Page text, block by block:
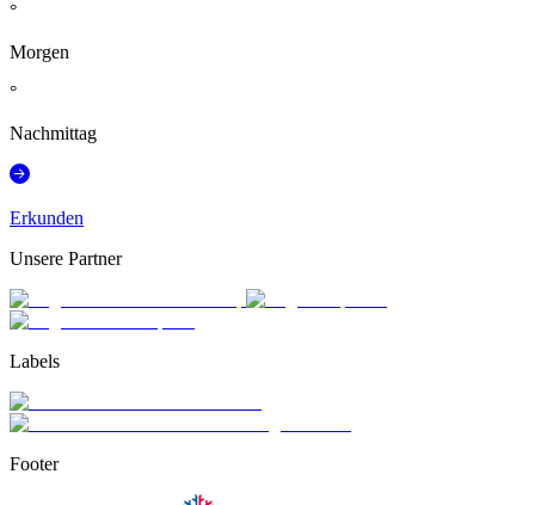
°
Morgen
°
Nachmittag
Erkunden
Unsere Partner
Labels
Footer